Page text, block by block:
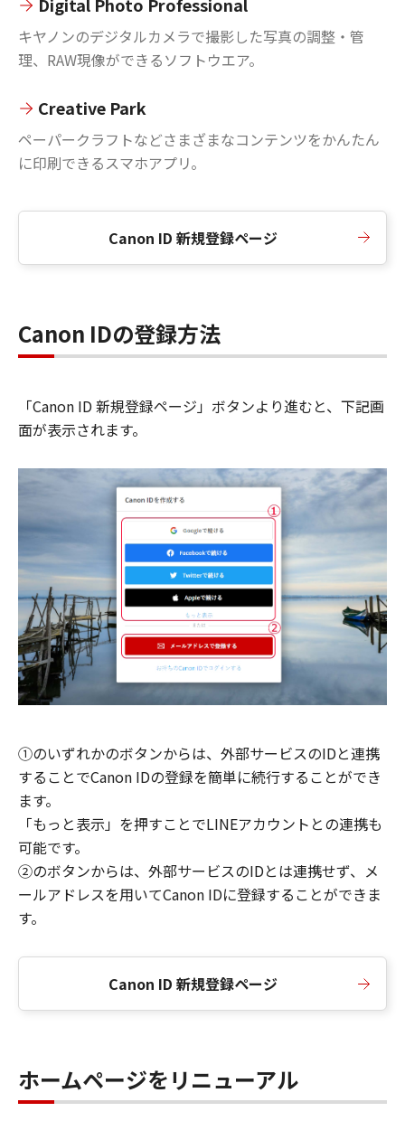
キヤノンのデジタルカメラで撮影した写真の調整・管
理、RAW現像ができるソフトウエア。
Creative Park
ペーパークラフトなどさまざまなコンテンツをかんたん
に印刷できるスマホアプリ。
Canon ID 新規登録ページ
Canon IDの登録方法
「Canon ID 新規登録ページ」ボタンより進むと、下記画
面が表示されます。
①のいずれかのボタンからは、外部サービスのIDと連携
することでCanon IDの登録を簡単に続行することができ
ます。
「もっと表示」を押すことでLINEアカウントとの連携も
可能です。
②のボタンからは、外部サービスのIDとは連携せず、メ
ールアドレスを用いてCanon IDに登録することができま
す。
Canon ID 新規登録ページ
ホームページをリニューアル